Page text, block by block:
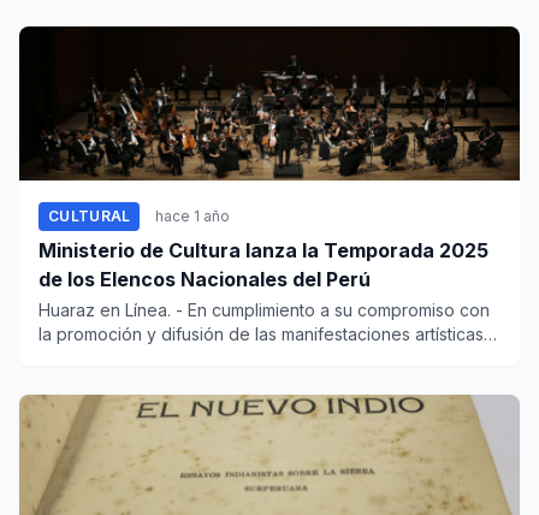
CULTURAL hace 1 año
Ministerio de Cultura lanza la Temporada 2025
de los Elencos Nacionales del Perú
Huaraz en Línea. - En cumplimiento a su compromiso con
la promoción y difusión de las manifestaciones artísticas